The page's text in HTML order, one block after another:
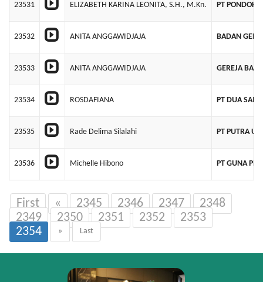
23531 ELIZABETH KARINA LEONITA, S.H., M.Kn. PT PONDOK
23532 ANITA ANGGAWIDJAJA BADAN
23533 ANITA ANGGAWIDJAJA GEREJA
23534 ROSDAFIANA PT DUA
23535 Rade Delima Silalahi PT PUTRA
23536 Michelle Hibono PT GUNA
First « 2345 2346 2347
2348
2349
2350 2351 2352
2353
2354
» Last